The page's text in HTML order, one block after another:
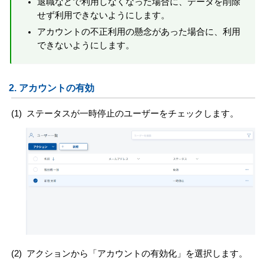
せず利用できないようにします。
アカウントの不正利用の懸念があった場合に、利用
できないようにします。
2. アカウントの有効
(1) ステータスが一時停止のユーザーをチェックします。
(2) アクションから「アカウントの有効化」を選択します。